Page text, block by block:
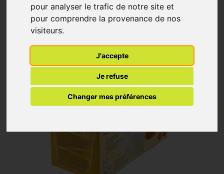
pour analyser le trafic de notre site et
pour comprendre la provenance de nos
visiteurs.
J'accepte
Je refuse
Changer mes préférences